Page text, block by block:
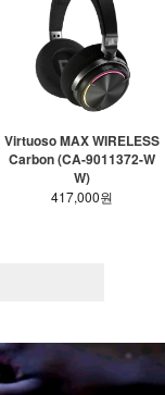
Virtuoso MAX WIRELESS
Carbon (CA-9011372-W
W)
417,000원